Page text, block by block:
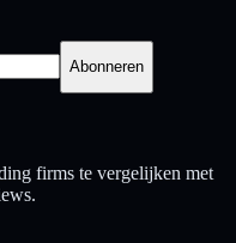
Abonneren
firms te vergelijken met